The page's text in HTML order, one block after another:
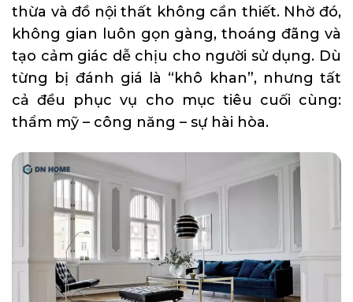
thừa và đồ nội thất không cần thiết. Nhờ đó,
không gian luôn gọn gàng, thoáng đãng và
tạo cảm giác dễ chịu cho người sử dụng. Dù
từng bị đánh giá là “khô khan”, nhưng tất
cả đều phục vụ cho mục tiêu cuối cùng:
thẩm mỹ – công năng – sự hài hòa.